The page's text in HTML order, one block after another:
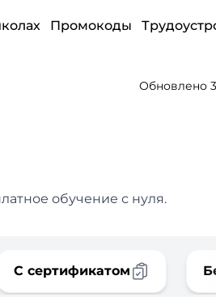
Промокоды
Обновлено
обучение с нуля.
С сертификатом